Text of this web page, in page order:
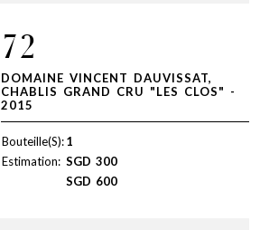
72
DOMAINE VINCENT DAUVISSAT,
CHABLIS GRAND CRU "LES CLOS" -
2015
Bouteille(S):1
Estimation: SGD 300
SGD 600